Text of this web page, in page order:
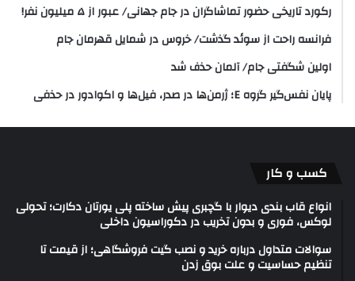
رکورد تاریخی حضور تماشاگران در جام جهانی/ عبور از ۵ میلیون نفر!
فرانسه راحت از سوئد گذشت/ خروس در شمایل قهرمان جام
اولین شگفتی جام/ آلمان حذف شد
پایان نفس‌گیر گروه E؛ ژرمن‌ها در صدر، فیل‌ها و اکوادور در حذفی
کسب و کار
انواع قاب بندی دیوار با گچبری پیش ساخته پلی یورتان دکارت؛ تحولی
لوکس، فوری و بدون تخریب در دکوراسیون داخلی
سوالات متداول درباره خرید و نصب گیت فروشگاهی؛ از قیمت تا
تنظیم حساسیت و علت بوق زدن